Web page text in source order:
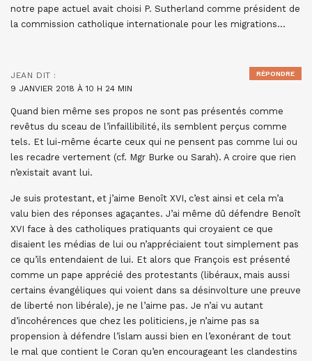
notre pape actuel avait choisi P. Sutherland comme président de
la commission catholique internationale pour les migrations…
JEAN DIT :
9 JANVIER 2018 À 10 H 24 MIN
Quand bien même ses propos ne sont pas présentés comme
revêtus du sceau de l’infaillibilité, ils semblent perçus comme
tels. Et lui-même écarte ceux qui ne pensent pas comme lui ou
les recadre vertement (cf. Mgr Burke ou Sarah). A croire que rien
n’existait avant lui.
Je suis protestant, et j’aime Benoît XVI, c’est ainsi et cela m’a
valu bien des réponses agaçantes. J’ai même dû défendre Benoît
XVI face à des catholiques pratiquants qui croyaient ce que
disaient les médias de lui ou n’appréciaient tout simplement pas
ce qu’ils entendaient de lui. Et alors que François est présenté
comme un pape apprécié des protestants (libéraux, mais aussi
certains évangéliques qui voient dans sa désinvolture une preuve
de liberté non libérale), je ne l’aime pas. Je n’ai vu autant
d’incohérences que chez les politiciens, je n’aime pas sa
propension à défendre l’islam aussi bien en l’exonérant de tout
le mal que contient le Coran qu’en encourageant les clandestins
RÉPONDRE